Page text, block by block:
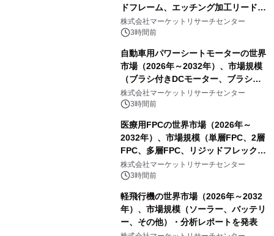
ドフレーム、エッチング加工リードフ
レーム）・分析レポートを発表
株式会社マーケットリサーチセンター
3時間前
自動車用パワーシートモーターの世界
市場（2026年～2032年）、市場規模
（ブラシ付きDCモーター、ブラシレ
スDCモーター）・分析レポートを発
表
株式会社マーケットリサーチセンター
3時間前
医療用FPCの世界市場（2026年～
2032年）、市場規模（単層FPC、2層
FPC、多層FPC、リジッドフレックス
PCB）・分析レポートを発表
株式会社マーケットリサーチセンター
3時間前
軽飛行機の世界市場（2026年～2032
年）、市場規模（ソーラー、バッテリ
ー、その他）・分析レポートを発表